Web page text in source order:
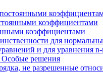
коэффициентами
коэффициентами
для
и для уравнения n-
Особые решения
не разрешенные